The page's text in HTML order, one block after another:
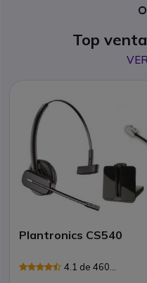
Top
Plantronics CS540
4.1 de 460